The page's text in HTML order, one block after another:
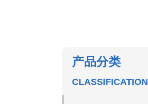
产品分类
CLASSIFICATION